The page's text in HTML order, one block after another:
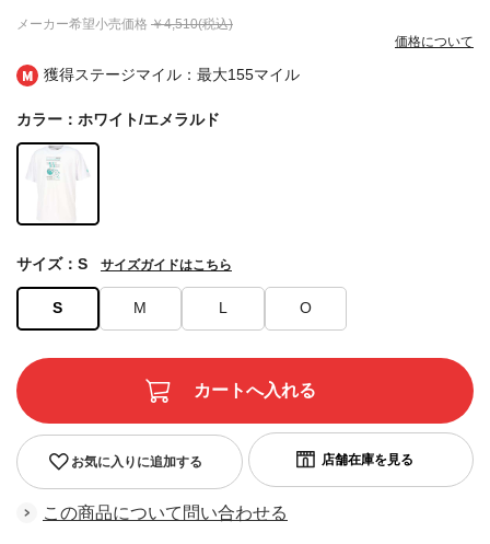
獲得ステージマイル：最大155マイル
メーカー希望小売価格 ￥4,510(税込)
価格について
カラー：ホワイト/エメラルド
S M L O
サイズ：S サイズガイドはこちら
お気に入りに追加する
この商品について問い合わせる